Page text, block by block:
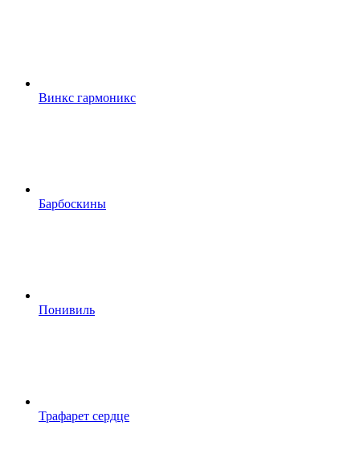
Винкс гармоникс
Барбоскины
Понивиль
Трафарет сердце